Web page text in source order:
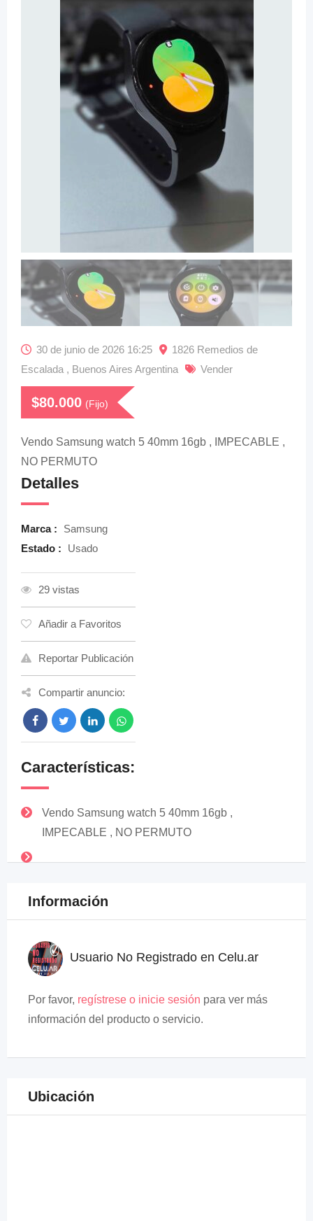
30 de junio de 2026 16:25
1826 Remedios de
Escalada , Buenos Aires Argentina
Vender
$80.000 (Fijo)
Vendo Samsung watch 5 40mm 16gb , IMPECABLE ,
NO PERMUTO
Detalles
Marca :
Samsung
Estado :
Usado
29 vistas
Añadir a Favoritos
Reportar Publicación
Compartir anuncio:
Características:
Vendo Samsung watch 5 40mm 16gb ,
IMPECABLE , NO PERMUTO
Información
Usuario No Registrado en Celu.ar
Por favor, regístrese o inicie sesión para ver más
información del producto o servicio.
Ubicación